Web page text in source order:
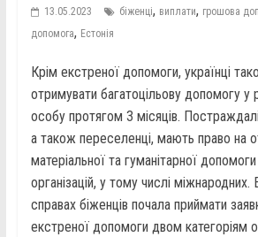
13.05.2023 біженці, виплати, грошова
допомога, Естонія
Крім екстреної допомоги, українці
отримувати багатоцільову допомогу у
особу протягом 3 місяців. Постраждалі
а також переселенці, мають право на
матеріальної та гуманітарної допомоги
організацій, у тому числі
справах біженців почала приймати
екстреної допомоги двом категоріям